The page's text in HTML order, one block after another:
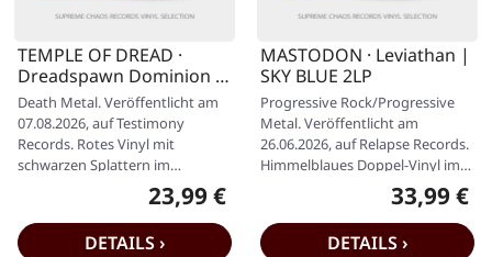
TEMPLE OF DREAD ·
Dreadspawn Dominion |
RED SPLATTER LP
Death Metal. Veröffentlicht am
07.08.2026, auf Testimony
Records. Rotes Vinyl mit
schwarzen Splattern im
Standard-Cover mit Insert.Regulärer Preis:
23,99 €
DETAILS ›
MASTODON · Leviathan |
SKY BLUE 2LP
Progressive Rock/Progressive
Metal. Veröffentlicht am
26.06.2026, auf Relapse Records.
Himmelblaues Doppel-Vinyl im
Gatefold-Cover. Es gibt Alben,…
Regulärer
33,99 €
DETAILS ›